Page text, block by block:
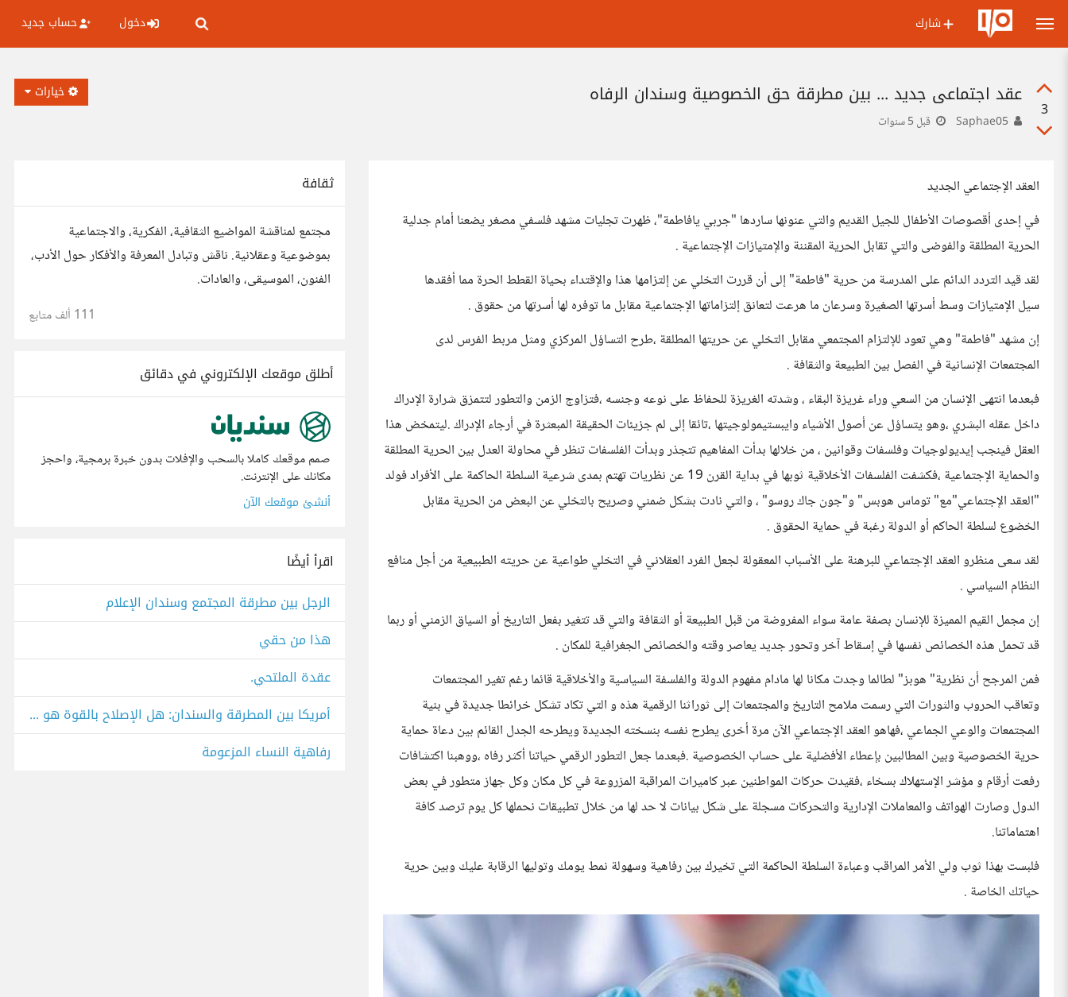
شارك دخول حساب جديد
3
عقد اجتماعي جديد ... بين مطرقة حق الخصوصية وسندان الرفاه
قبل 5 سنوات
خيارات
العقد الإجتماعي الجديد
في إحدى أقصوصات الأطفال للجيل القديم والتي عنونها ساردها "جربي يافاطمة"، ظهرت تجليات مشهد فلسفي مصغر يضعنا أمام جدلية
الحرية المطلقة والفوضى والتي تقابل الحرية المقننة والإمتيازات الإجتماعية .
لقد قيد التردد الدائم على المدرسة من حرية "فاطمة" إلى أن قررت التخلي عن إلتزامها هذا والإقتداء بحياة القطط الحرة مما أفقدها
سيل الإمتيازات وسط أسرتها الصغيرة وسرعان ما هرعت لتعانق إلتزاماتها الإجتماعية مقابل ما توفره لها أسرتها من حقوق .
إن مشهد "فاطمة" وهي تعود للإلتزام المجتمعي مقابل التخلي عن حريتها المطلقة ،طرح التساؤل المركزي ومثل مربط الفرس لدى
المجتمعات الإنسانية في الفصل بين الطبيعة والثقافة .
فبعدما انتهى الإنسان من السعي وراء غريزة البقاء ، وشدته الغريزة للحفاظ على نوعه وجنسه ،فتزاوج الزمن والتطور لتتمزق شرارة الإدراك
داخل عقله البشري ،وهو يتساؤل عن أصول الأشياء وايبستيمولوجيتها ،تائقا إلى لم جزيئات الحقيقة المبعثرة في أرجاء الإدراك .ليتمخض هذا
العقل فينجب إيديولوجيات وفلسفات وقوانين ، من خلالها بدأت المفاهيم تتجذر وبدأت الفلسفات تنظر في محاولة العدل بين الحرية المطلقة
والحماية الإجتماعية ،فكشفت الفلسفات الأخلاقية ثوبها في بداية القرن 19 عن نظريات تهتم بمدى شرعية السلطة الحاكمة على الأفراد فولد
"العقد الإجتماعي"مع" توماس هوبس" و"جون جاك روسو" ، والتي نادت بشكل ضمني وصريح بالتخلي عن البعض من الحرية مقابل
الخضوع لسلطة الحاكم أو الدولة رغبة في حماية الحقوق .
لقد سعى منظرو العقد الإجتماعي للبرهنة على الأسباب المعقولة لجعل الفرد العقلاني في التخلي طواعية عن حريته الطبيعية من أجل منافع
النظام السياسي .
إن مجمل القيم المميزة للإنسان بصفة عامة سواء المفروضة من قبل الطبيعة أو الثقافة والتي قد تتغير بفعل التاريخ أو السياق الزمني أو ربما
قد تحمل هذه الخصائص نفسها في إسقاط آخر وتحور جديد يعاصر وقته والخصائص الجغرافية للمكان .
فمن المرجح أن نظرية" هوبز" لطالما وجدت مكانا لها مادام مفهوم الدولة والفلسفة السياسية والأخلاقية قائما رغم تغير المجتمعات
وتعاقب الحروب والثورات التي رسمت ملامح التاريخ والمجتمعات إلى ثوراثنا الرقمية هذه و التي تكاد تشكل خرائطا جديدة في بنية
المجتمعات والوعي الجماعي ،فهاهو العقد الإجتماعي الآن مرة أخرى يطرح نفسه بنسخته الجديدة ويطرحه الجدل القائم بين دعاة حماية
حرية الخصوصية وبين المطالبين بإعطاء الأفضلية على حساب الخصوصية .فبعدما جعل التطور الرقمي حياتنا أكثر رفاه ،ووهبنا اكتشافات
رفعت أرقام و مؤشر الإستهلاك بسخاء ،فقيدت حركات المواطنين عبر كاميرات المراقبة المزروعة في كل مكان وكل جهاز متطور في بعض
الدول وصارت الهواتف والمعاملات الإدارية والتحركات مسجلة على شكل بيانات لا حد لها من خلال تطبيقات نحملها كل يوم ترصد كافة
اهتماماتنا.
فلبست بهذا ثوب ولي الأمر المراقب وعباءة السلطة الحاكمة التي تخيرك بين رفاهية وسهولة نمط يومك وتوليها الرقابة عليك وبين حرية
حياتك الخاصة .
ثقافة
مجتمع لمناقشة المواضيع الثقافية، الفكرية، والاجتماعية
بموضوعية وعقلانية. ناقش وتبادل المعرفة والأفكار حول الأدب،
الفنون، الموسيقى، والعادات.
111 ألف متابع
أطلق موقعك الإلكتروني في دقائق
صمم موقعك كاملا بالسحب والإفلات بدون خبرة برمجية، واحجز
مكانك على الإنترنت.
أنشئ موقعك الآن
اقرأ أيضًا
الرجل بين مطرقة المجتمع وسندان الإعلام
هذا من حقي
عقدة الملتحي.
أمريكا بين المطرقة والسندان: هل الإصلاح بالقوة هو الحل؟
رفاهية النساء المزعومة